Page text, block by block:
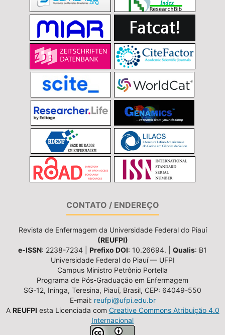
CONTATO / ENDEREÇO
Revista de Enfermagem da Universidade Federal do Piauí
(REUFPI)
e-ISSN: 2238-7234 | Prefixo DOI: 10.26694. | Qualis: B1
Universidade Federal do Piauí — UFPI
Campus Ministro Petrônio Portella
Programa de Pós-Graduação em Enfermagem
SG-12, Ininga, Teresina, Piauí, Brasil, CEP: 64049-550
E-mail: reufpi@ufpi.edu.br
A REUFPI esta Licenciada com Creative Commons Atribuição 4.0
Internacional